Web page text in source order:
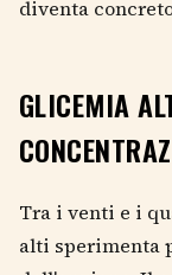
diventa
GLICEMIA
Tra i venti e i
alti sperimenta